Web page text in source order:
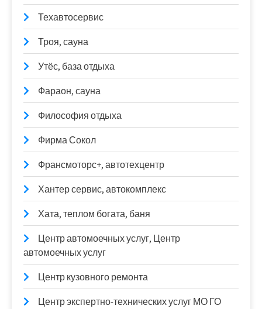
Техавтосервис
Троя, сауна
Утёс, база отдыха
Фараон, сауна
Философия отдыха
Фирма Сокол
Франсмоторс+, автотехцентр
Хантер сервис, автокомплекс
Хата, теплом богата, баня
Центр автомоечных услуг, Центр
автомоечных услуг
Центр кузовного ремонта
Центр экспертно-технических услуг МО ГО